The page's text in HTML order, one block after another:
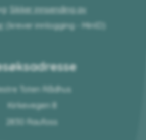
Sikker innsending av
(krever innlogging - MinID)
Toten Rådhus
Kirkevegen 8
2830 Raufoss